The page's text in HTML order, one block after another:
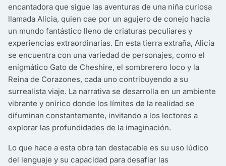
encantadora que sigue las aventuras de una niña curiosa
llamada Alicia, quien cae por un agujero de conejo hacia
un mundo fantástico lleno de criaturas peculiares y
experiencias extraordinarias. En esta tierra extraña, Alicia
se encuentra con una variedad de personajes, como el
enigmático Gato de Cheshire, el sombrerero loco y la
Reina de Corazones, cada uno contribuyendo a su
surrealista viaje. La narrativa se desarrolla en un ambiente
vibrante y onírico donde los límites de la realidad se
difuminan constantemente, invitando a los lectores a
explorar las profundidades de la imaginación.
Lo que hace a esta obra tan destacable es su uso lúdico
del lenguaje y su capacidad para desafiar las